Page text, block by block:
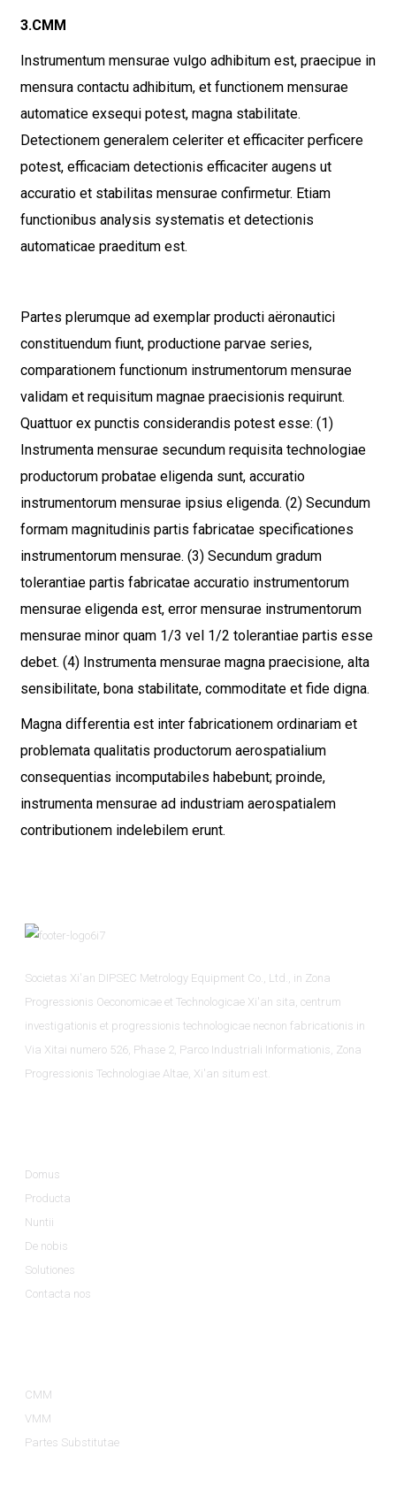
3.CMM
Instrumentum mensurae vulgo adhibitum est, praecipue in
mensura contactu adhibitum, et functionem mensurae
automatice exsequi potest, magna stabilitate.
Detectionem generalem celeriter et efficaciter perficere
potest, efficaciam detectionis efficaciter augens ut
accuratio et stabilitas mensurae confirmetur. Etiam
functionibus analysis systematis et detectionis
automaticae praeditum est.
Partes plerumque ad exemplar producti aëronautici
constituendum fiunt, productione parvae series,
comparationem functionum instrumentorum mensurae
validam et requisitum magnae praecisionis requirunt.
Quattuor ex punctis considerandis potest esse: (1)
Instrumenta mensurae secundum requisita technologiae
productorum probatae eligenda sunt, accuratio
instrumentorum mensurae ipsius eligenda. (2) Secundum
formam magnitudinis partis fabricatae specificationes
instrumentorum mensurae. (3) Secundum gradum
tolerantiae partis fabricatae accuratio instrumentorum
mensurae eligenda est, error mensurae instrumentorum
mensurae minor quam 1/3 vel 1/2 tolerantiae partis esse
debet. (4) Instrumenta mensurae magna praecisione, alta
sensibilitate, bona stabilitate, commoditate et fide digna.
Magna differentia est inter fabricationem ordinariam et
problemata qualitatis productorum aerospatialium
consequentias incomputabiles habebunt; proinde,
instrumenta mensurae ad industriam aerospatialem
contributionem indelebilem erunt.
Societas Xi'an DIPSEC Metrology Equipment Co., Ltd., in Zona
Progressionis Oeconomicae et Technologicae Xi'an sita, centrum
investigationis et progressionis technologicae necnon fabricationis in
Via Xitai numero 526, Phase 2, Parco Industriali Informationis, Zona
Progressionis Technologiae Altae, Xi'an situm est.
Domus
Producta
Nuntii
De nobis
Solutiones
Contacta nos
CMM
VMM
Partes Substitutae